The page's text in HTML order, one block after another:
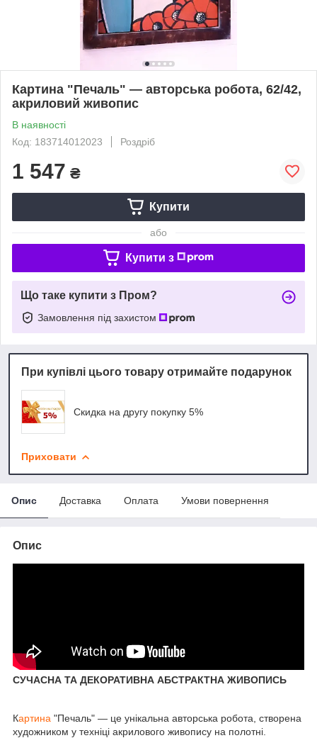
Картина "Печаль" — авторська робота, 62/42,
акриловий живопис
В наявності
Код: 183714012023
Роздріб
1 547 ₴
Купити
або
Купити з
Що таке купити з Пром?
Замовлення під захистом
При купівлі цього товару отримайте подарунок
Скидка на другу покупку 5%
Приховати
Опис Доставка Оплата Умови повернення
Опис
СУЧАСНА ТА ДЕКОРАТИВНА АБСТРАКТНА ЖИВОПИСЬ
Картина "Печаль" — це унікальна авторська робота, створена
художником у техніці акрилового живопису на полотні.